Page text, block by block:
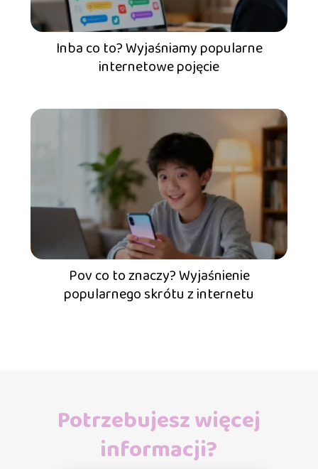
Inba co to? Wyjaśniamy popularne
internetowe pojęcie
Pov co to znaczy? Wyjaśnienie
popularnego skrótu z internetu
Potrzebujesz więcej
informacji?